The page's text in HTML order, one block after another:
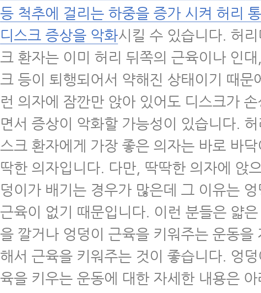
등 척추에 걸리는 하중을 증가 시켜 허리
디스크 증상을 악화시킬 수 있습니다. 허
크 환자는 이미 허리 뒤쪽의 근육이나 인
크 등이 퇴행되어서 약해진 상태이기 때문
런 의자에 잠깐만 앉아 있어도 디스크가 손
면서 증상이 악화할 가능성이 있습니다. 허
스크 환자에게 가장 좋은 의자는 바로 바
딱한 의자입니다. 다만, 딱딱한 의자에 앉
덩이가 배기는 경우가 많은데 그 이유는 엉
근육이 없기 때문입니다. 이런 분들은 얇은
을 깔거나 엉덩이 근육을 키워주는 운동을
해서 근육을 키워주는 것이 좋습니다. 엉
육을 키우는 운동에 대한 자세한 내용은 아